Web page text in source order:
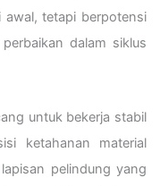
tetapi berpotensi
dalam siklus
untuk bekerja stabil
ketahanan material
pelindung yang